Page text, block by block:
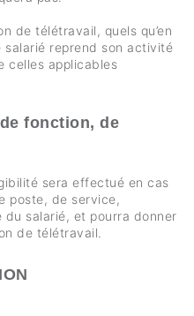
de télétravail, quels qu’en
reprend son activité
celles applicables
fonction, de
sera effectué en cas
poste, de service,
du salarié, et pourra donner
de télétravail.